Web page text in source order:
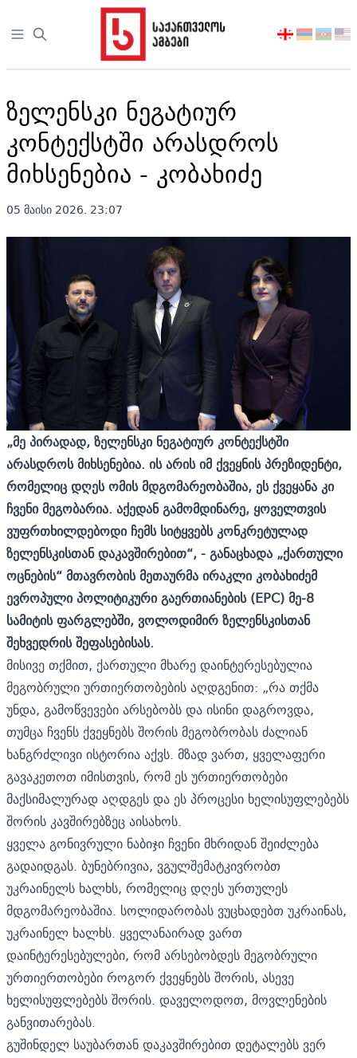
Open sidebar
აირჩიეთ
ზელენსკი ნეგატიურ
კონტექსტში არასდროს
მიხსენებია - კობახიძე
05 მაისი 2026. 23:07
„მე პირადად, ზელენსკი ნეგატიურ კონტექსტში
არასდროს მიხსენებია. ის არის იმ ქვეყნის პრეზიდენტი,
რომელიც დღეს ომის მდგომარეობაშია, ეს ქვეყანა კი
ჩვენი მეგობარია. აქედან გამომდინარე, ყოველთვის
ვუფრთხილდებოდი ჩემს სიტყვებს კონკრეტულად
ზელენსკისთან დაკავშირებით“,-განაცხადა „ქართული
ოცნების“ მთავრობის მეთაურმაირაკლი კობახიძემ
ევროპული პოლიტიკური გაერთიანების (EPC) მე-8
სამიტის ფარგლებში, ვოლოდიმირ ზელენსკისთან
შეხვედრის შეფასებისას.
მისივე თქმით, ქართული მხარე დაინტერესებულია
მეგობრული ურთიერთობების აღდგენით: „რა თქმა
უნდა, გამოწვევები არსებობს და ისინი დაგროვდა,
თუმცა ჩვენს ქვეყნებს შორის მეგობრობას ძალიან
ხანგრძლივი ისტორია აქვს. მზად ვართ, ყველაფერი
გავაკეთოთ იმისთვის, რომ ეს ურთიერთობები
მაქსიმალურად აღდგეს და ეს პროცესი ხელისუფლებებს
შორის კავშირებზეც აისახოს.
ყველა გონივრული ნაბიჯი ჩვენი მხრიდან შეიძლება
გადაიდგას. ბუნებრივია, ვგულშემატკივრობთ
უკრაინელს ხალხს, რომელიც დღეს ურთულეს
მდგომარეობაშია. სოლიდარობას ვუცხადებთ უკრაინას,
უკრაინელ ხალხს. ყველანაირად ვართ
დაინტერესებულები, რომ არსებობდეს მეგობრული
ურთიერთობები როგორ ქვეყნებს შორის, ასევე
ხელისუფლებებს შორის. დაველოდოთ, მოვლენების
განვითარებას.
გუშინდელ საუბართან დაკავშირებით დეტალებს ვერ